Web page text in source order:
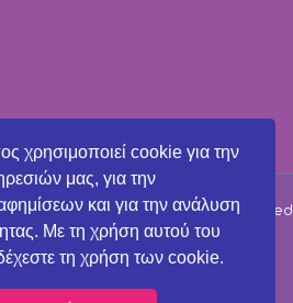
χρησιμοποιεί cookie για την
μας, για την
και για την ανάλυση
Με τη χρήση αυτού του
τη χρήση των cookie.
| All Rights Reserved | Powered
by
↑